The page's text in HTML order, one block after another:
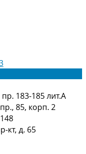
183-185 лит.А
85, корп. 2
кт, д. 65